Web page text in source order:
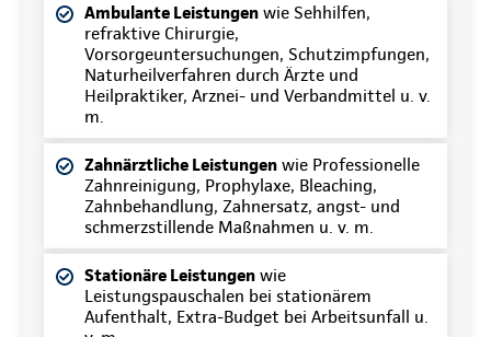
Ambulante Leistungen wie Sehhilfen,
refraktive Chirurgie,
Vorsorgeuntersuchungen, Schutzimpfungen,
Naturheilverfahren durch Ärzte und
Heilpraktiker, Arznei- und Verbandmittel u. v.
m.
Zahnärztliche Leistungen wie Professionelle
Zahnreinigung, Prophylaxe, Bleaching,
Zahnbehandlung, Zahnersatz, angst- und
schmerzstillende Maßnahmen u. v. m.
Stationäre Leistungen wie
Leistungspauschalen bei stationärem
Aufenthalt, Extra-Budget bei Arbeitsunfall u.